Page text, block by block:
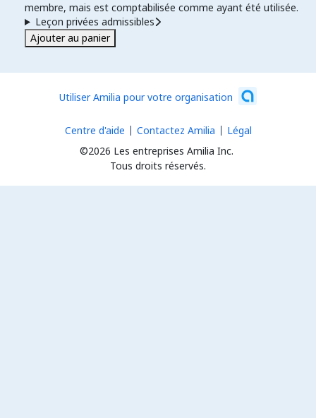
membre, mais est comptabilisée comme ayant été utilisée.
Leçon privées admissibles
Ajouter au panier
Utiliser Amilia pour votre organisation
©2026 Les entreprises Amilia Inc.
Tous droits réservés.
Centre d'aide Contactez Amilia Légal